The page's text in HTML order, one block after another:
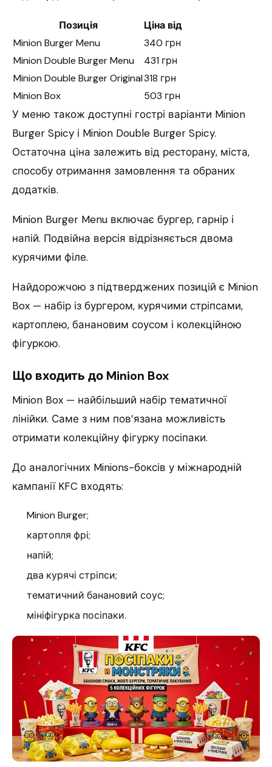
Позиція
Ціна від
Minion Burger Menu
340 грн
Minion Double Burger Menu
431 грн
Minion Double Burger Original318 грн
Minion Box
503 грн
У меню також доступні гострі варіанти Minion
Burger Spicy і Minion Double Burger Spicy.
Остаточна ціна залежить від ресторану, міста,
способу отримання замовлення та обраних
додатків.
Minion Burger Menu включає бургер, гарнір і
напій. Подвійна версія відрізняється двома
курячими філе.
Найдорожчою з підтверджених позицій є Minion
Box — набір із бургером, курячими стріпсами,
картоплею, банановим соусом і колекційною
фігуркою.
Що входить до Minion Box
Minion Box — найбільший набір тематичної
лінійки. Саме з ним пов’язана можливість
отримати колекційну фігурку посіпаки.
До аналогічних Minions-боксів у міжнародній
кампанії KFC входять:
Minion Burger;
картопля фрі;
напій;
два курячі стріпси;
тематичний банановий соус;
мініфігурка посіпаки.